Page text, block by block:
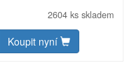
2604 ks skladem
Koupit nyní